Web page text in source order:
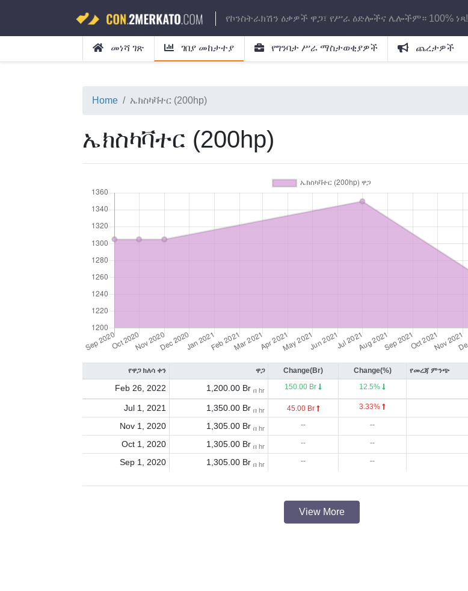
የኮንስትራክሽን ዕቃዎች ዋጋ፣ የሥራ ዕድሎችና ሌሎችም። 100% ነጻ!
መነሻ ገጽ ገበያ መከታተያ የግንባታ ሥራ ማስታወቂያዎች ጨረታዎች
Home ኤክስካቫተር (200hp)
ኤክስካቫተር (200hp)
የዋጋ ክለሳ ቀን ዋጋ Change(Br) Change(%) የመረጃ ምንጭ
Feb 26, 2022 1,200.00 Brበ hr 150.00 Br 12.5%
Jul 1, 2021 1,350.00 Brበ hr 45.00 Br 3.33%
Nov 1, 2020 1,305.00 Brበ hr -- --
Oct 1, 2020 1,305.00 Brበ hr -- --
Sep 1, 2020 1,305.00 Brበ hr -- --
View More